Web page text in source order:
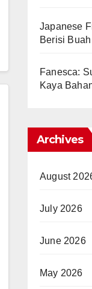
Japanese
Berisi
Fanesca:
Kaya
Archives
August
July 2026
June 2026
May 2026